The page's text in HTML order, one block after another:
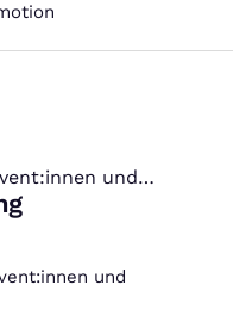
und
und